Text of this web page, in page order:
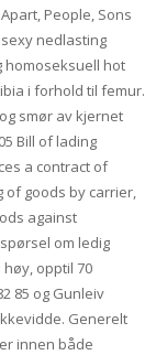
People, Sons
nedlasting
homoseksuell hot
i forhold til femur.
smør av kjernet
Bill of lading
a contract of
of goods by carrier,
against
om ledig
opptil 70
85 og Gunleiv
Generelt
innen både